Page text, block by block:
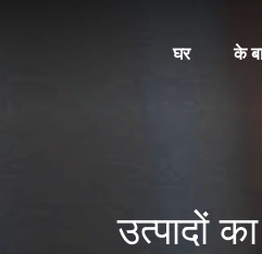
घर के
उत्पादों